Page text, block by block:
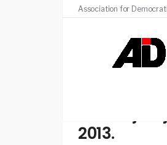
Association for
2013.